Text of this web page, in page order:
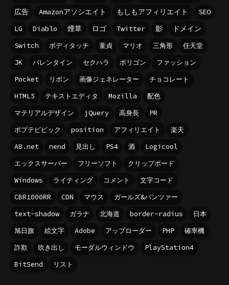
広告
Amazonアソシエイト もしもアフィリエイト
SEO
LG
Diablo 煙草 ロゴ Twitter 影
ドメイン
Switch
ボディタッチ 童貞 マリオ 三角形
任天堂
JK
バレンタイン セクハラ ポリゴン
ファッション
Pocket
リボン 画像ジェネレーター
チョコレート
HTML5
テキストエディタ Mozilla
配色
マテリアルデザイン
jQuery 高身長
PR
ポプテピピック
position アフィリエイト
楽天
A8.net
nend 見出し PS4 酒
Logicool
エックスサーバー
フリーソフト
クリップボード
Windows
ライティング コメント
文字コード
CBR1000RR
CDN マウス
ガールズ&パンツァー
text-shadow
ガラナ 北海道 border-radius
日本
旭日旗
絵文字 Adobe アップローダー PHP
確率機
詐欺
吹き出し モーダルウィンドウ
PlayStation4
BitSend
リスト